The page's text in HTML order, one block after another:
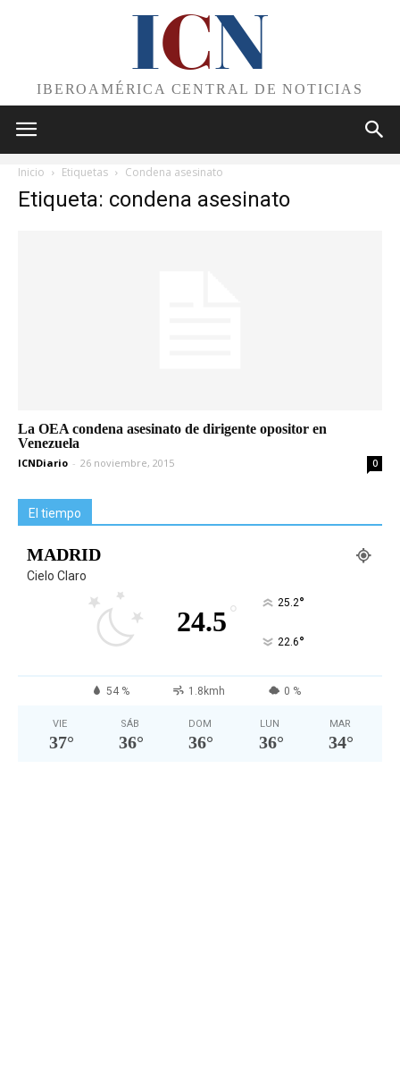
ICN
IBEROAMÉRICA CENTRAL DE NOTICIAS
Inicio Etiquetas Condena asesinato
Etiqueta: condena asesinato
La OEA condena asesinato de dirigente opositor en
Venezuela
ICNDiario - 26 noviembre, 2015 0
El tiempo
MADRID
Cielo Claro
24.5 ° 25.2°
22.6°
54 % 1.8kmh 0 %
VIE
37°
SÁB
36°
DOM
36°
LUN
36°
MAR
34°